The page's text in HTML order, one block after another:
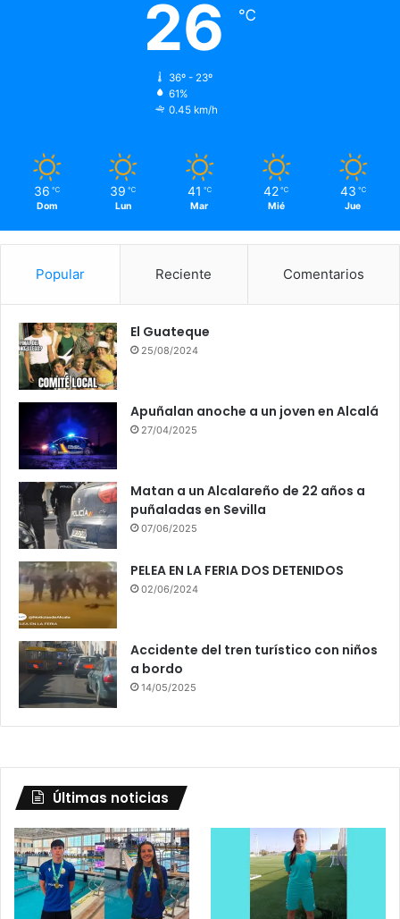
26 ℃
36º - 23º
61%
0.45 km/h
36 ℃
Dom
39 ℃
Lun
41 ℃
Mar
42 ℃
Mié
43 ℃
Jue
Popular Reciente Comentarios
El Guateque
25/08/2024
Apuñalan anoche a un joven en Alcalá
27/04/2025
Matan a un Alcalareño de 22 años a
puñaladas en Sevilla
07/06/2025
PELEA EN LA FERIA DOS DETENIDOS
02/06/2024
Accidente del tren turístico con niños
a bordo
14/05/2025
Últimas noticias